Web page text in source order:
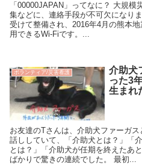
「00000JAPAN」ってなに？ 大規
集などに、連絡手段が不可欠になり
受けて整備され、2016年4月の熊本
用できるWi-Fiです。...
ボランティア/災害看護
介助犬
った3
生まれ
お友達のTさんは、介助犬ファーガ
話ししていて、「介助犬とは？」「
とは？」「介助犬が任期を終えたあ
ばかりで驚きの連続でした。 最初...